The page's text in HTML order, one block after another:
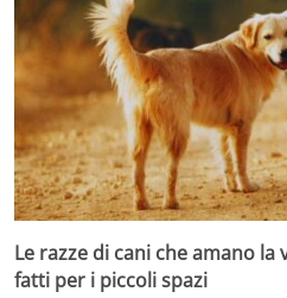
Le razze di cani che amano la
fatti per i piccoli spazi